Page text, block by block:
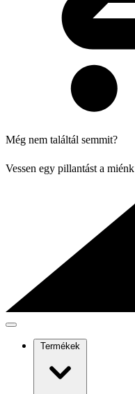
Még nem találtál semmit?
Vessen egy pillantást a miénk
Termékek